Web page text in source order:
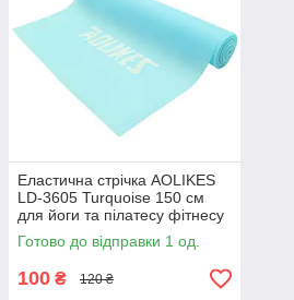
Еластична стрічка AOLIKES
LD-3605 Turquoise 150 см
для йоги та пілатесу фітнесу
та силових тренувань
Готово до відправки 1 од.
100 ₴ 120 ₴